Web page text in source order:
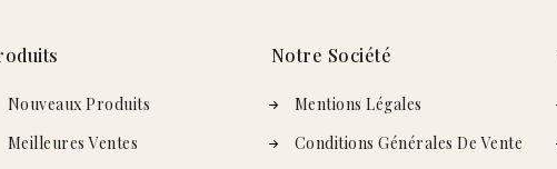
Nouveaux Produits
Meilleures Ventes
Notre Société
Mentions Légales
Conditions Générales De Vente